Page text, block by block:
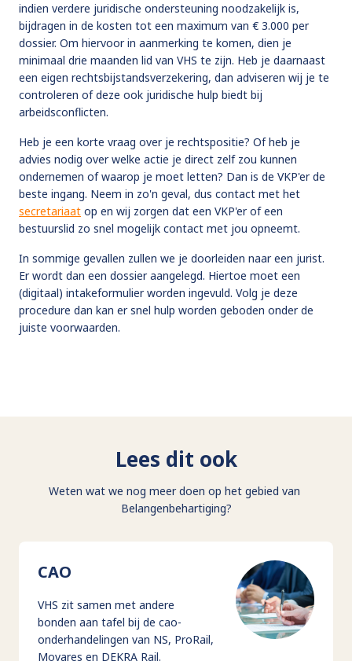
indien verdere juridische ondersteuning noodzakelijk is,
bijdragen in de kosten tot een maximum van € 3.000 per
dossier. Om hiervoor in aanmerking te komen, dien je
minimaal drie maanden lid van VHS te zijn. Heb je daarnaast
een eigen rechtsbijstandsverzekering, dan adviseren wij je te
controleren of deze ook juridische hulp biedt bij
arbeidsconflicten.
Heb je een korte vraag over je rechtspositie? Of heb je
advies nodig over welke actie je direct zelf zou kunnen
ondernemen of waarop je moet letten? Dan is de VKP'er de
beste ingang. Neem in zo'n geval, dus contact met het
secretariaat op en wij zorgen dat een VKP'er of een
bestuurslid zo snel mogelijk contact met jou opneemt.
In sommige gevallen zullen we je doorleiden naar een jurist.
Er wordt dan een dossier aangelegd. Hiertoe moet een
(digitaal) intakeformulier worden ingevuld. Volg je deze
procedure dan kan er snel hulp worden geboden onder de
juiste voorwaarden.
Lees dit ook
Weten wat we nog meer doen op het gebied van
Belangenbehartiging?
CAO
VHS zit samen met andere
bonden aan tafel bij de cao-
onderhandelingen van NS, ProRail,
Movares en DEKRA Rail.